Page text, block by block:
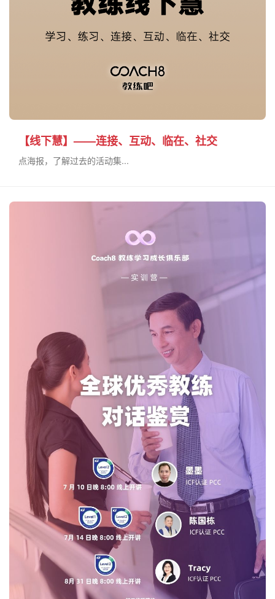
【线下慧】——连接、互动、临在、社交
点海报，了解过去的活动集...